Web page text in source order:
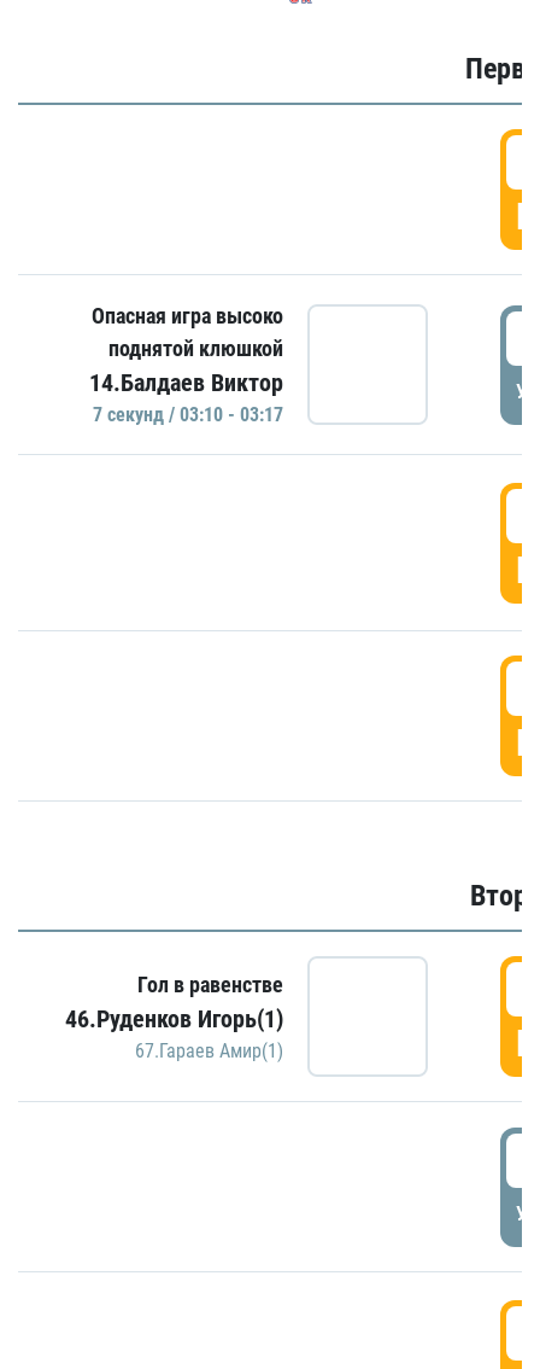
Опасная игра высоко
поднятой клюшкой
14.Балдаев Виктор
7 секунд / 03:10 - 03:17
Гол в равенстве
46.Руденков Игорь(1)
67.Гараев Амир(1)